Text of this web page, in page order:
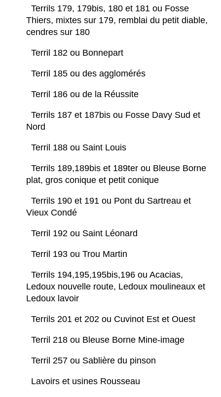
Terrils 179, 179bis, 180 et 181 ou Fosse
Thiers, mixtes sur 179, remblai du petit diable,
cendres sur 180
Terril 182 ou Bonnepart
Terril 185 ou des agglomérés
Terril 186 ou de la Réussite
Terrils 187 et 187bis ou Fosse Davy Sud et
Nord
Terril 188 ou Saint Louis
Terrils 189,189bis et 189ter ou Bleuse Borne
plat, gros conique et petit conique
Terrils 190 et 191 ou Pont du Sartreau et
Vieux Condé
Terril 192 ou Saint Léonard
Terril 193 ou Trou Martin
Terrils 194,195,195bis,196 ou Acacias,
Ledoux nouvelle route, Ledoux moulineaux et
Ledoux lavoir
Terrils 201 et 202 ou Cuvinot Est et Ouest
Terril 218 ou Bleuse Borne Mine-image
Terril 257 ou Sablière du pinson
Lavoirs et usines Rousseau